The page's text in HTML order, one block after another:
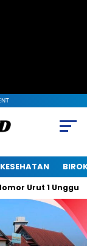
KESEHATAN
Urut 1 Unggul di